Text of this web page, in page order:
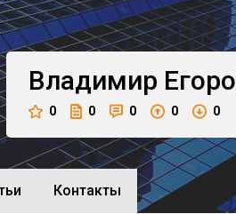
Владимир
0 0 0 0 0
Контакты